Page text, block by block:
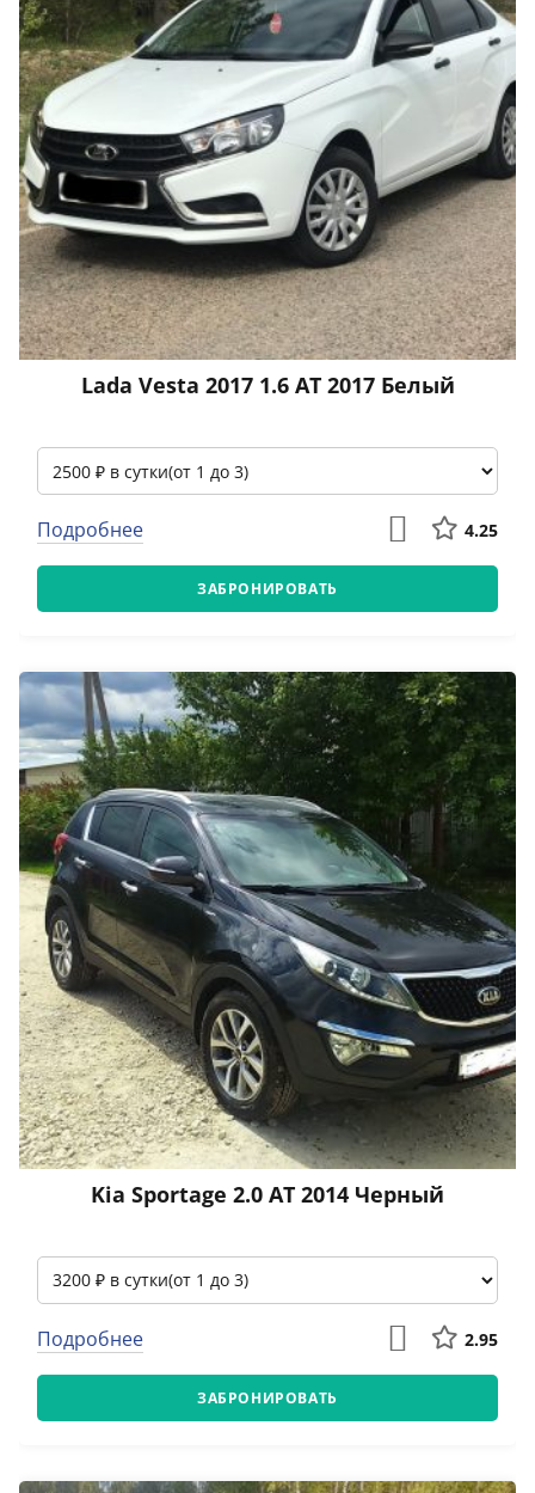
Lada Vesta 2017 1.6 АТ 2017 Белый
Подробнее 4.25
ЗАБРОНИРОВАТЬ
Kia Sportage 2.0 АТ 2014 Черный
Подробнее 2.95
ЗАБРОНИРОВАТЬ